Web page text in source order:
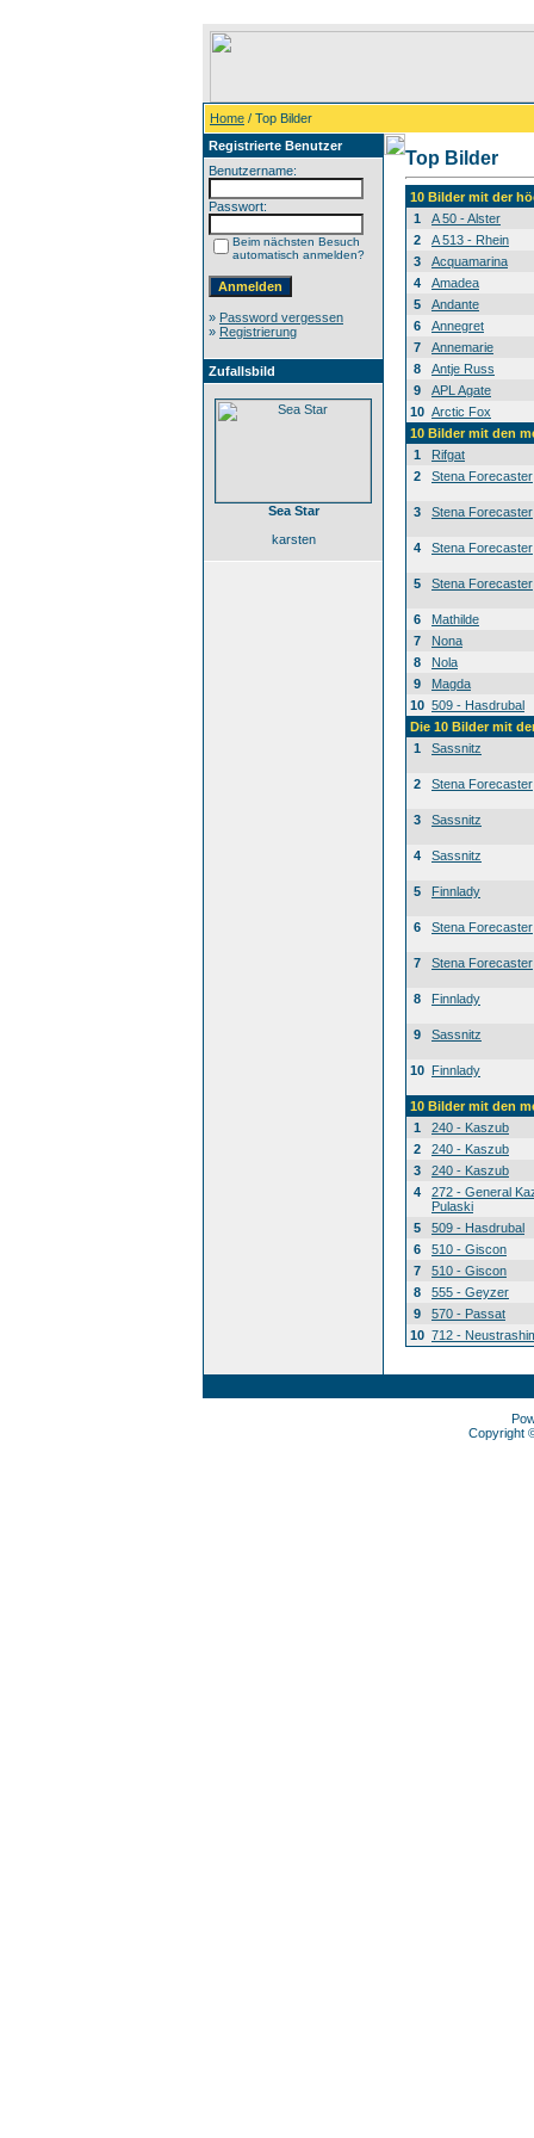
Home / Top Bilder
Registrierte Benutzer
Benutzername:
Passwort:
Beim nächsten Besuch
automatisch anmelden?
» Password vergessen
» Registrierung
Zufallsbild
Sea Star
karsten
Top Bilder
10 Bilder mit der
1
A 50 - Alster
2
A 513 - Rhein
3
Acquamarina
4
Amadea
5
Andante
6
Annegret
7
Annemarie
8
Antje Russ
9
APL Agate
10 Arctic Fox
10 Bilder mit den
1
Rifgat
2
Stena Forecaster
3 Stena Forecaster
4 Stena Forecaster
5 Stena Forecaster
6
Mathilde
7
Nona
8
Nola
9
Magda
10 509 - Hasdrubal
Die 10 Bilder mit
1
Sassnitz
2 Stena Forecaster
3 Sassnitz
4 Sassnitz
5 Finnlady
6 Stena Forecaster
7 Stena Forecaster
8 Finnlady
9 Sassnitz
10 Finnlady
10 Bilder mit den
1
240 - Kaszub
2
240 - Kaszub
3
240 - Kaszub
4
272 - General
Pulaski
5
509 - Hasdrubal
6
510 - Giscon
7
510 - Giscon
8
555 - Geyzer
9
570 - Passat
10 712 -
Copyright